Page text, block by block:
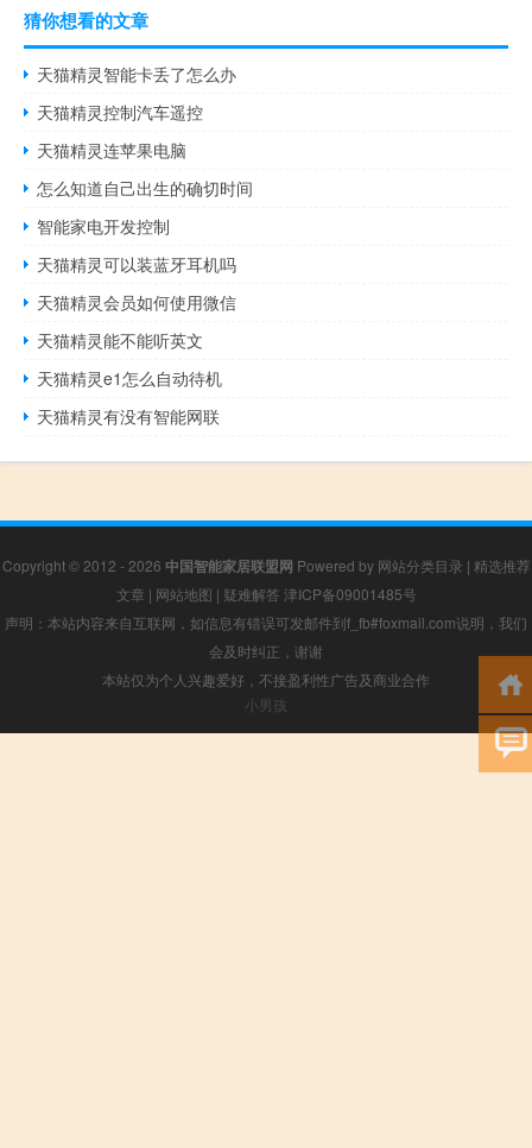
猜你想看的文章
天猫精灵智能卡丢了怎么办
天猫精灵控制汽车遥控
天猫精灵连苹果电脑
怎么知道自己出生的确切时间
智能家电开发控制
天猫精灵可以装蓝牙耳机吗
天猫精灵会员如何使用微信
天猫精灵能不能听英文
天猫精灵e1怎么自动待机
天猫精灵有没有智能网联
Copyright © 2012 - 2026 中国智能家居联盟网 Powered by 网站分类目录 | 精选推荐
文章 | 网站地图 | 疑难解答 津ICP备09001485号
声明：本站内容来自互联网，如信息有错误可发邮件到f_fb#foxmail.com说明，我们
会及时纠正，谢谢
本站仅为个人兴趣爱好，不接盈利性广告及商业合作
小男孩